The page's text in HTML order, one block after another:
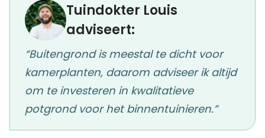
Tuindokter Louis
adviseert:
“Buitengrond is meestal te dicht voor
kamerplanten, daarom adviseer ik altijd
om te investeren in kwalitatieve
potgrond voor het binnentuinieren.”